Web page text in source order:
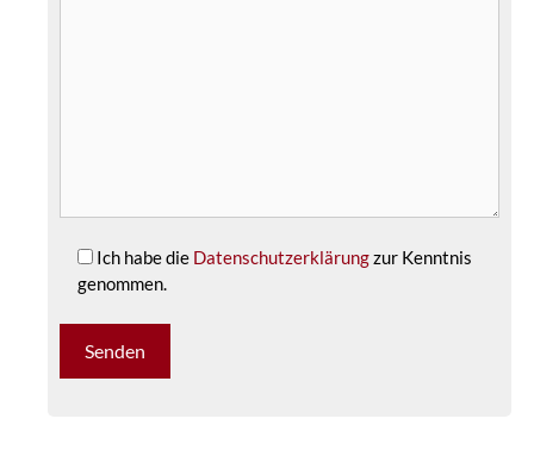
Ich habe die Datenschutzerklärungzur Kenntnis
genommen.